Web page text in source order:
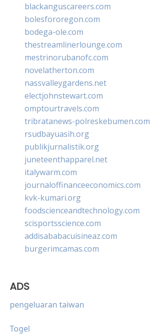
blackanguscareers.com
bolesfororegon.com
bodega-ole.com
thestreamlinerlounge.com
mestrinorubanofc.com
novelatherton.com
nassvalleygardens.net
electjohnstewart.com
omptourtravels.com
tribratanews-polreskebumen.com
rsudbayuasih.org
publikjurnalistik.org
juneteenthapparel.net
italywarm.com
journaloffinanceeconomics.com
kvk-kumari.org
foodscienceandtechnology.com
scisportsscience.com
addisababacuisineaz.com
burgerimcamas.com
ADS
pengeluaran taiwan
Togel